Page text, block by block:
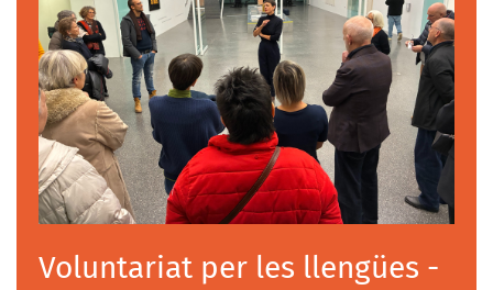
Voluntariat per les llengües -